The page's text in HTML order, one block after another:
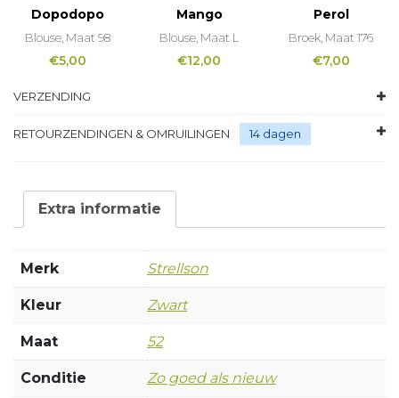
Dopodopo
Blouse, Maat 98
€5,00
Mango
Blouse, Maat L
€12,00
Perol
Broek, Maat 176
€7,00
VERZENDING
RETOURZENDINGEN & OMRUILINGEN 14 dagen
Extra informatie
Merk Strellson
Kleur Zwart
Maat 52
Conditie Zo goed als nieuw